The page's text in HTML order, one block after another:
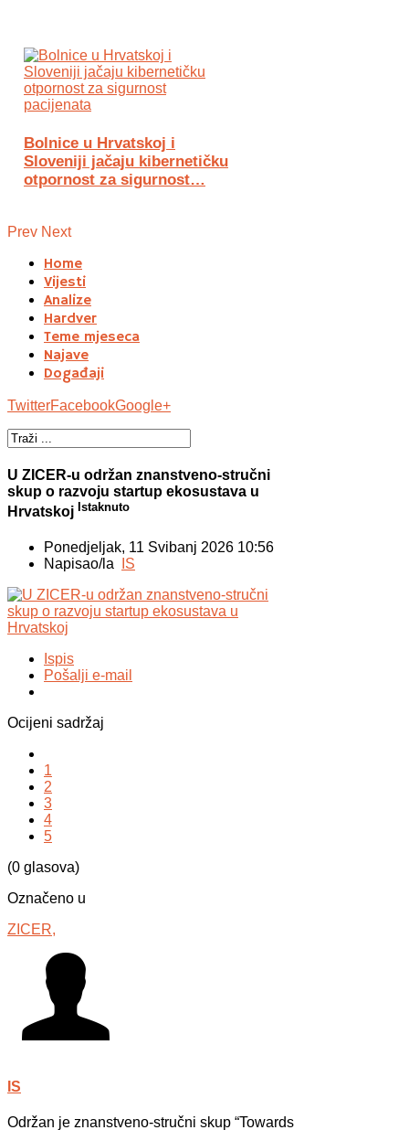
Bolnice u Hrvatskoj i
Sloveniji jačaju kibernetičku
otpornost za sigurnost…
Prev Next
Home
Vijesti
Analize
Hardver
Teme mjeseca
Najave
Događaji
TwitterFacebookGoogle+
U ZICER-u održan znanstveno-stručni
skup o razvoju startup ekosustava u
Hrvatskoj Istaknuto
Ponedjeljak, 11 Svibanj 2026 10:56
Napisao/la
IS
Ispis
Pošalji e-mail
Ocijeni sadržaj
1
2
3
4
5
(0 glasova)
Označeno u
ZICER,
IS
Održan je znanstveno-stručni skup “Towards